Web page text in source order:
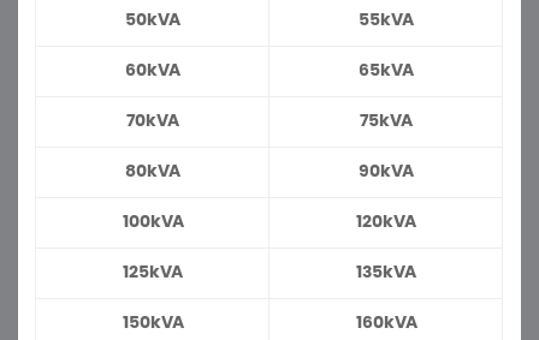
50kVA 55kVA
60kVA 65kVA
70kVA 75kVA
80kVA 90kVA
100kVA 120kVA
125kVA 135kVA
150kVA 160kVA